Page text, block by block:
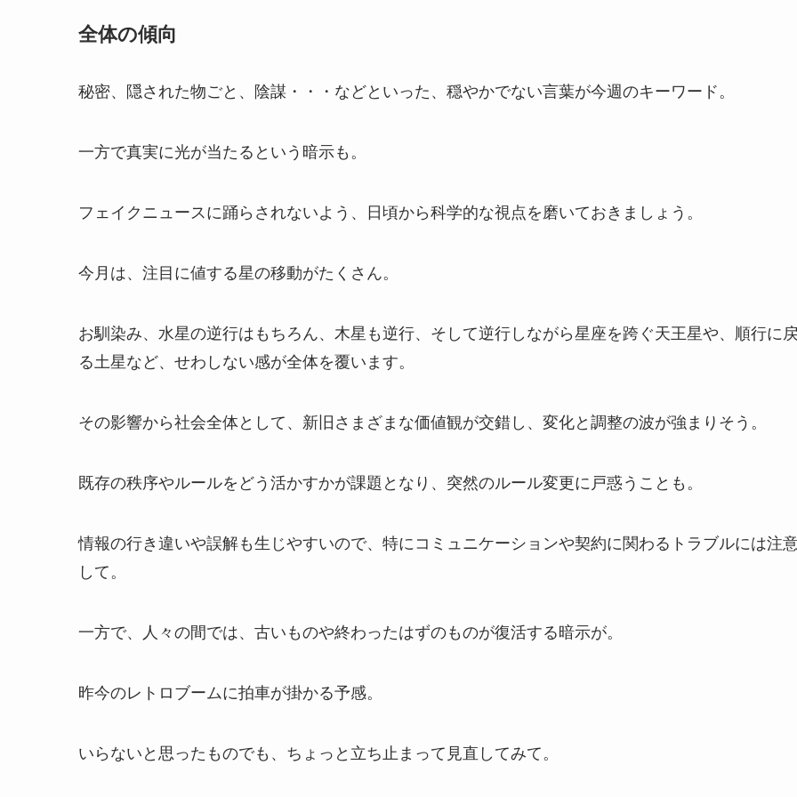
全体の傾向
秘密、隠された物ごと、陰謀・・・などといった、穏やかでない言葉が今週のキーワード。
一方で真実に光が当たるという暗示も。
フェイクニュースに踊らされないよう、日頃から科学的な視点を磨いておきましょう。
今月は、注目に値する星の移動がたくさん。
お馴染み、水星の逆行はもちろん、木星も逆行、そして逆行しながら星座を跨ぐ天王星や、順行に
る土星など、せわしない感が全体を覆います。
その影響から社会全体として、新旧さまざまな価値観が交錯し、変化と調整の波が強まりそう。
既存の秩序やルールをどう活かすかが課題となり、突然のルール変更に戸惑うことも。
情報の行き違いや誤解も生じやすいので、特にコミュニケーションや契約に関わるトラブルには注
して。
一方で、人々の間では、古いものや終わったはずのものが復活する暗示が。
昨今のレトロブームに拍車が掛かる予感。
いらないと思ったものでも、ちょっと立ち止まって見直してみて。